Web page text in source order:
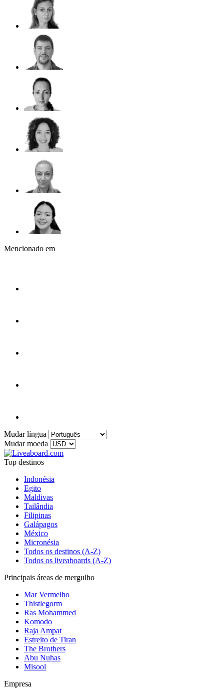
Mencionado em
Mudar língua
Mudar moeda
Top destinos
Indonésia
Egito
Maldivas
Tailândia
Filipinas
Galápagos
México
Micronésia
Todos os destinos (A-Z)
Todos os liveaboards (A-Z)
Principais áreas de mergulho
Mar Vermelho
Thistlegorm
Ras Mohammed
Komodo
Raja Ampat
Estreito de Tiran
The Brothers
Abu Nuhas
Misool
Empresa